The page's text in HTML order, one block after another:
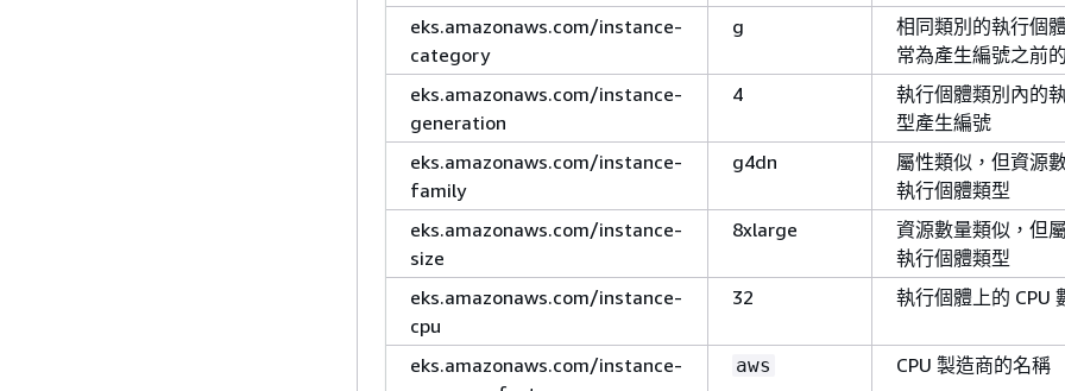
eks.amazonaws.com/instance-
category
g
相同類別的執行個
常為產生編號之前
eks.amazonaws.com/instance-
generation
4
執行個體類別內的
型產生編號
eks.amazonaws.com/instance-
family
g4dn
屬性類似，但資源
執行個體類型
eks.amazonaws.com/instance-
size
8xlarge
資源數量類似，但
執行個體類型
eks.amazonaws.com/instance-
cpu
32 執行個體上的 CPU
eks.amazonaws.com/instance-
aws CPU 製造商的名稱